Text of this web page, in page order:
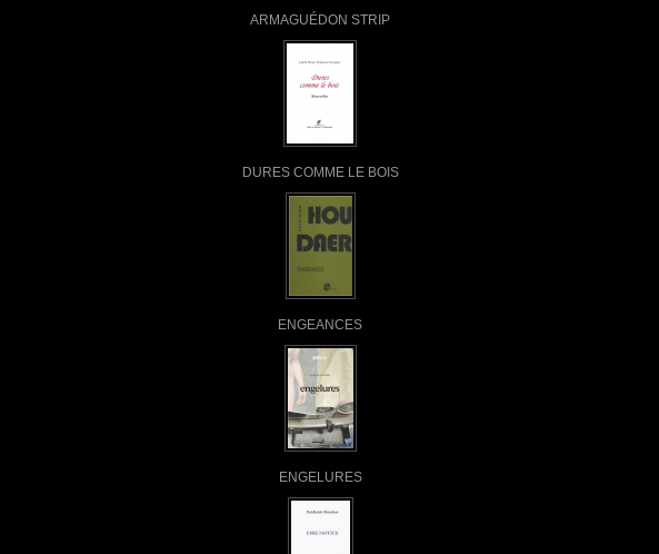
ARMAGUÉDON STRIP
DURES COMME LE BOIS
ENGEANCES
ENGELURES